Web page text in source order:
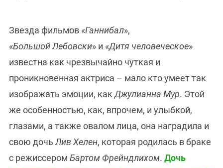
Звезда фильмов «Ганнибал»,
«Большой Лебовски» и «Дитя человеческое»
известна как чрезвычайно чуткая и
проникновенная актриса – мало кто умеет так
изображать эмоции, как Джулианна Мур. Этой
же особенностью, как, впрочем, и улыбкой,
глазами, а также овалом лица, она наградила и
свою дочь Лив Хелен, которая родилась в браке
с режиссером Бартом Фрейндлихом. Дочь